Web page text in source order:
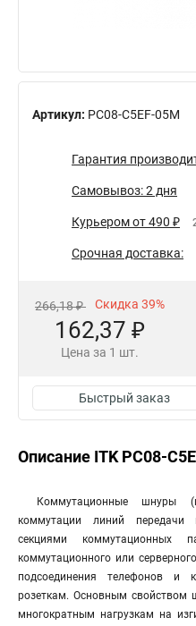
Артикул: PC08-C5EF-05M
Гарантия
Самовывоз: 2 дня
Курьером от 490 ₽
Срочная доставка:
266,18 ₽ Скидка 39%
162,37 ₽
Цена за 1 шт.
Быстрый заказ
Описание ITK PC08-
Коммутационные шнуры
коммутации линий
секциями коммутационных
коммутационного или
подсоединения телефонов и
розеткам. Основным свойством
многократным нагрузкам на